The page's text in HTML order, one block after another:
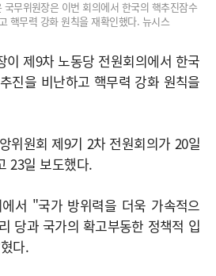
무위원장은 이번 회의에서 한국의 핵추진잠수
핵무력 강화 원칙을 재확인했다. 뉴시스
이 제9차 노동당 전원회의에서 한국
진을 비난하고 핵무력 강화 원칙을
위원회 제9기 2차 전원회의가 20일
23일 보도했다.
서 "국가 방위력을 더욱 가속적으
당과 국가의 확고부동한 정책적 입
다.